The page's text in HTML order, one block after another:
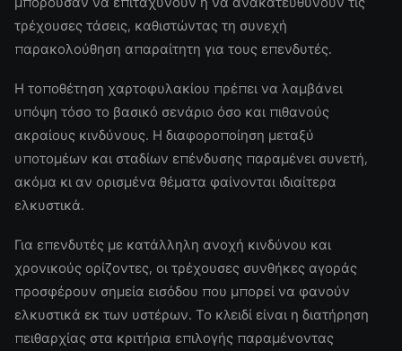
τρέχουσες τάσεις, καθιστώντας τη συνεχή
παρακολούθηση απαραίτητη για τους επενδυτές.
Η τοποθέτηση χαρτοφυλακίου πρέπει να λαμβάνει
υπόψη τόσο το βασικό σενάριο όσο και πιθανούς
ακραίους κινδύνους. Η διαφοροποίηση μεταξύ
υποτομέων και σταδίων επένδυσης παραμένει συνετή,
ακόμα κι αν ορισμένα θέματα φαίνονται ιδιαίτερα
ελκυστικά.
Για επενδυτές με κατάλληλη ανοχή κινδύνου και
χρονικούς ορίζοντες, οι τρέχουσες συνθήκες αγοράς
προσφέρουν σημεία εισόδου που μπορεί να φανούν
ελκυστικά εκ των υστέρων. Το κλειδί είναι η διατήρηση
πειθαρχίας στα κριτήρια επιλογής παραμένοντας